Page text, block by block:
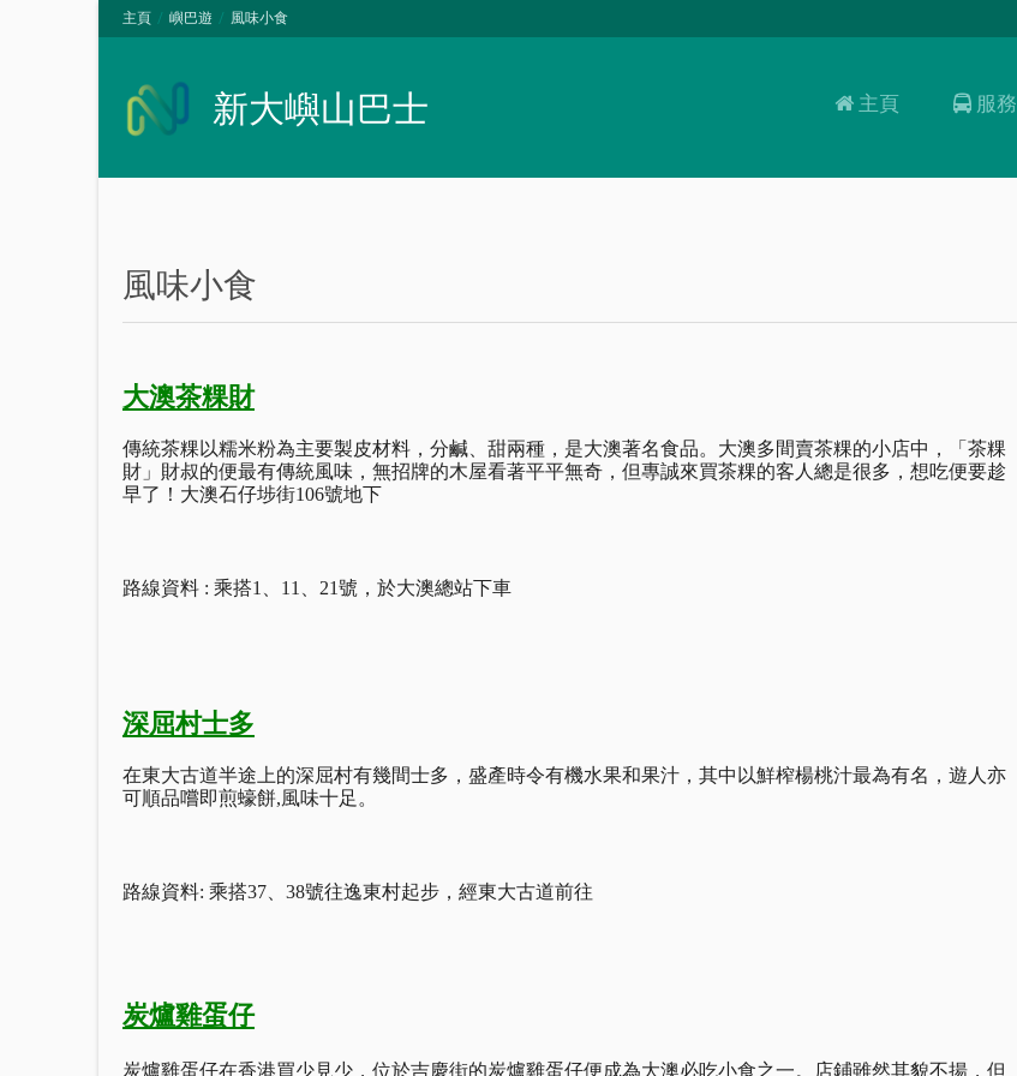
主頁 嶼巴遊 風味小食
新大嶼山巴士 主頁 服務
服務
風味小食
大澳茶粿財
傳統茶粿以糯米粉為主要製皮材料，分鹹、甜兩種，是大澳著名食品。大澳多間賣茶粿的小店中，「茶粿
財」財叔的便最有傳統風味，無招牌的木屋看著平平無奇，但專誠來買茶粿的客人總是很多，想吃便要趁
早了！大澳石仔埗街106號地下
路線資料 : 乘搭1、11、21號，於大澳總站下車
深屈村士多
在東大古道半途上的深屈村有幾間士多，盛產時令有機水果和果汁，其中以鮮榨楊桃汁最為有名，遊人亦
可順品嚐即煎蠔餅,風味十足。
路線資料: 乘搭37 38號往逸東村起步，經東大古道前往
炭爐雞蛋仔
炭爐雞蛋仔在香港買少見少，位於吉慶街的炭爐雞蛋仔便成為大澳必吃小食之一。店鋪雖然其貌不揚，但